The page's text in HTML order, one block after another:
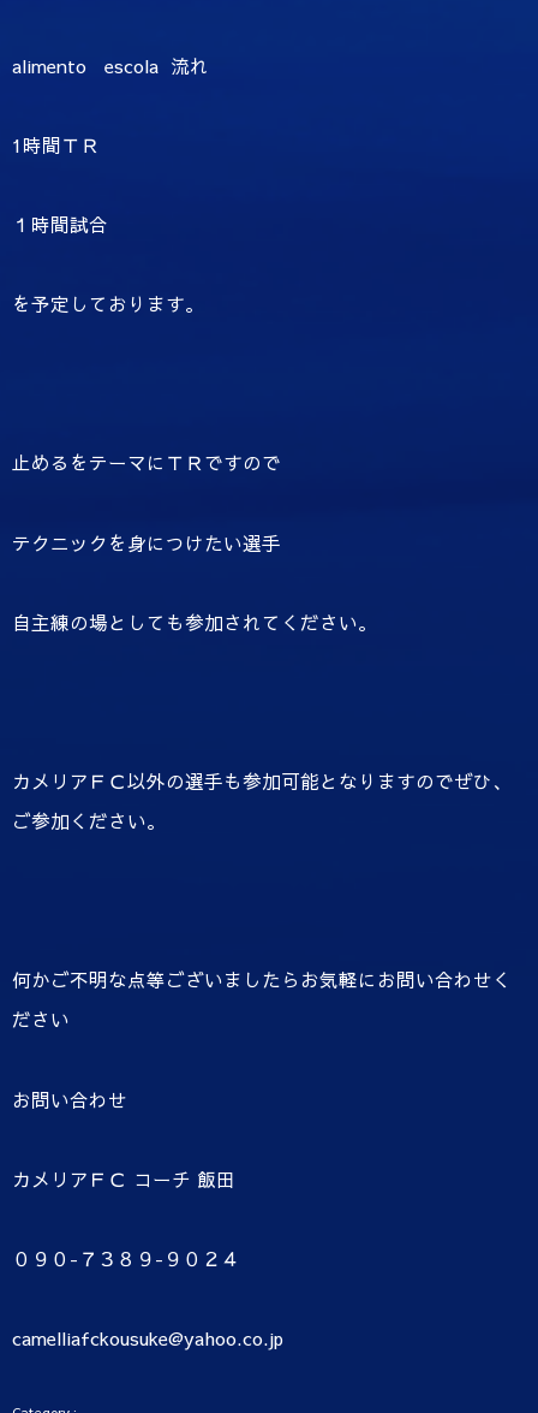
alimento escola 流れ
1時間ＴＲ
１時間試合
を予定しております。
止めるをテーマにＴＲですので
テクニックを身につけたい選手
自主練の場としても参加されてください。
カメリアＦＣ以外の選手も参加可能となりますのでぜひ、
ご参加ください。
何かご不明な点等ございましたらお気軽にお問い合わせく
ださい
お問い合わせ
カメリアＦＣ コーチ 飯田
０９０-７３８９-９０２４
camelliafckousuke@yahoo.co.jp